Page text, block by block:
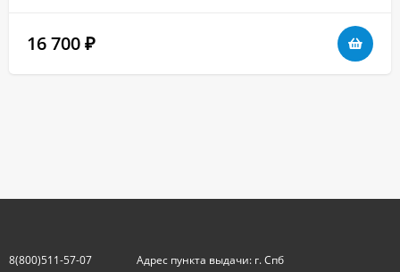
16 700 ₽
8(800)511-57-07 Адрес пункта выдачи: г. Спб